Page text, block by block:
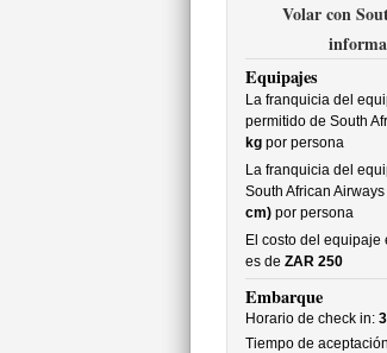
Volar con
Equipajes
La franquicia del
permitido de South
kgpor persona
La franquicia del
South African
cm)por persona
El costo del equipaje
es de ZAR 250
Embarque
Horario de check in:
Tiempo de